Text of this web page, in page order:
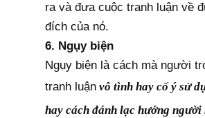
ra và đưa cuộc tranh luận về
đích của nó.
6. Ngụy biện
Ngụy biện là cách mà người
tranh luận vô tình hay cố ý sử
hay cách đánh lạc hướng người